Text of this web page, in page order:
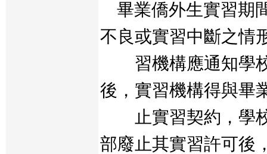
畢業僑外生實習期
不良或實習中斷之情
習機構應通知學
後，實習機構得與畢
止實習契約，學校
部廢止其實習許可後